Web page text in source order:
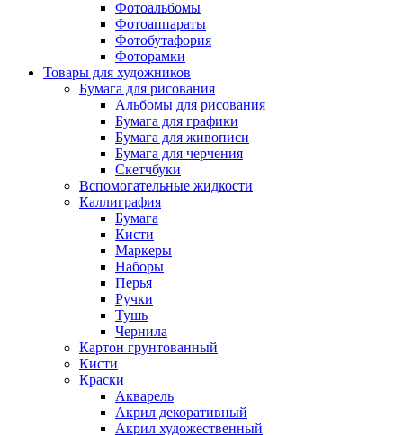
Фотоальбомы
Фотоаппараты
Фотобутафория
Фоторамки
Товары для художников
Бумага для рисования
Альбомы для рисования
Бумага для графики
Бумага для живописи
Бумага для черчения
Скетчбуки
Вспомогательные жидкости
Каллиграфия
Бумага
Кисти
Маркеры
Наборы
Перья
Ручки
Тушь
Чернила
Картон грунтованный
Кисти
Краски
Акварель
Акрил декоративный
Акрил художественный